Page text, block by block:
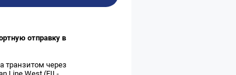
отправку в
транзитом через